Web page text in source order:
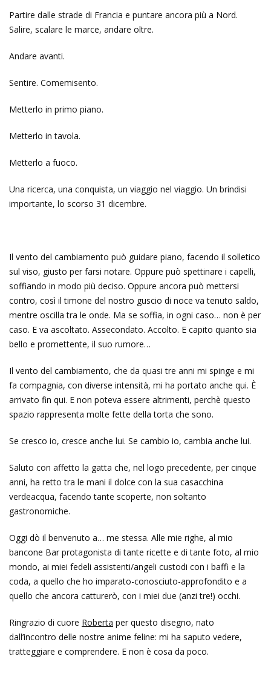
Partire dalle strade di Francia e puntare ancora più a Nord.
Salire, scalare le marce, andare oltre.
Andare avanti.
Sentire. Comemisento.
Metterlo in primo piano.
Metterlo in tavola.
Metterlo a fuoco.
Una ricerca, una conquista, un viaggio nel viaggio. Un brindisi
importante, lo scorso 31 dicembre.
Il vento del cambiamento può guidare piano, facendo il solletico
sul viso, giusto per farsi notare. Oppure può spettinare i capelli,
soffiando in modo più deciso. Oppure ancora può mettersi
contro, così il timone del nostro guscio di noce va tenuto saldo,
mentre oscilla tra le onde. Ma se soffia, in ogni caso… non è per
caso. E va ascoltato. Assecondato. Accolto. E capito quanto sia
bello e promettente, il suo rumore…
Il vento del cambiamento, che da quasi tre anni mi spinge e mi
fa compagnia, con diverse intensità, mi ha portato anche qui. È
arrivato fin qui. E non poteva essere altrimenti, perchè questo
spazio rappresenta molte fette della torta che sono.
Se cresco io, cresce anche lui. Se cambio io, cambia anche lui.
Saluto con affetto la gatta che, nel logo precedente, per cinque
anni, ha retto tra le mani il dolce con la sua casacchina
verdeacqua, facendo tante scoperte, non soltanto
gastronomiche.
Oggi dò il benvenuto a… me stessa. Alle mie righe, al mio
bancone Bar protagonista di tante ricette e di tante foto, al mio
mondo, ai miei fedeli assistenti/angeli custodi con i baffi e la
coda, a quello che ho imparato-conosciuto-approfondito e a
quello che ancora catturerò, con i miei due (anzi tre!) occhi.
Ringrazio di cuore Roberta per questo disegno, nato
dall’incontro delle nostre anime feline: mi ha saputo vedere,
tratteggiare e comprendere. E non è cosa da poco.